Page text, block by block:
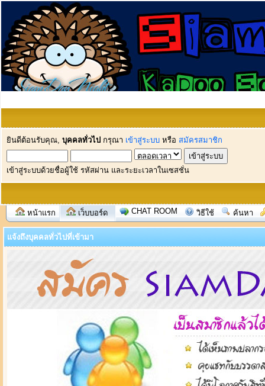
ยินดีต้อนรับคุณ, บุคคลทั่วไป กรุณา เข้าสู่ระบบ หรือ สมัครสมาชิก
เข้าสู่ระบบด้วยชื่อผู้ใช้ รหัสผ่าน และระยะเวลาในเซสชั่น
หน้าแรก เว็บบอร์ด CHAT ROOM วิธีใช้ ค้นหา
แจ้งถึงบุคคลทั่วไปที่เข้ามา